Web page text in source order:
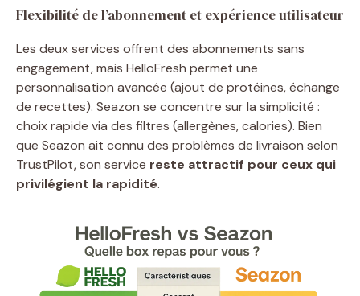
Flexibilité de l’abonnement et expérience utilisateur
Les deux services offrent des abonnements sans
engagement, mais HelloFresh permet une
personnalisation avancée (ajout de protéines, échange
de recettes). Seazon se concentre sur la simplicité :
choix rapide via des filtres (allergènes, calories). Bien
que Seazon ait connu des problèmes de livraison selon
TrustPilot, son service reste attractif pour ceux qui
privilégient la rapidité.